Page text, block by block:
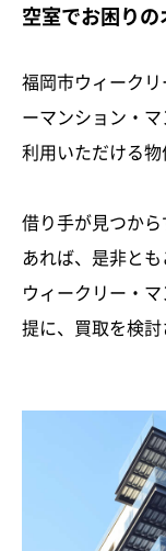
空室でお困り
福岡市ウィーク
ーマンション・
利用いただける物
借り手が見つか
あれば、是非とも
ウィークリー・
提に、買取を検討